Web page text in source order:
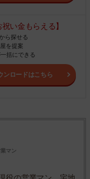
祝い金もらえる】
ら探せる
を提案
括にできる
ンロードはこちら
マン